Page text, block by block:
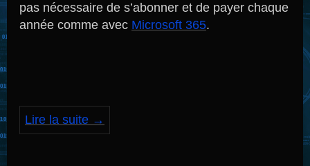
pas nécessaire de s’abonner et de payer chaque
année comme avec Microsoft 365.
Lire la suite →